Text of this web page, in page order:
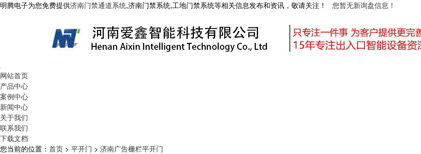
明腾电子为您免费提供济南门禁通道系统,济南门禁系统,工地门禁系统等相关信息发布和资讯，敬请关注！ 您暂无新询盘信息！
网站首页
产品中心
案例中心
新闻中心
关于我们
联系我们
下载文档
您当前的位置： 首页 > 平开门 > 济南广告栅栏平开门